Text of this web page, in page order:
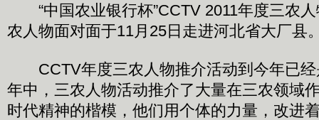
“中国农业银行杯”CCTV 2011年度三农人
农人物面对面于11月25日走进河北省大厂县
CCTV年度三农人物推介活动到今年已经
年中，三农人物活动推介了大量在三农领域
时代精神的楷模，他们用个体的力量，改进